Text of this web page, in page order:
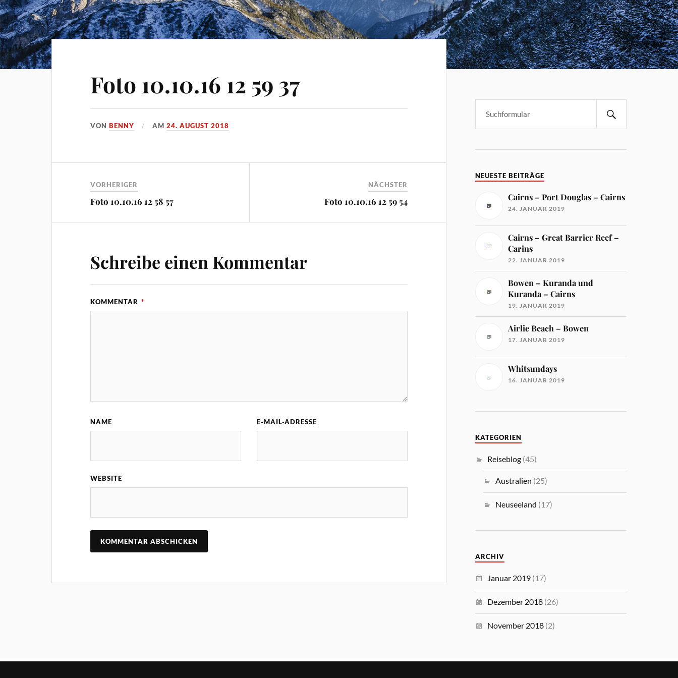
Foto 10.10.16 12 59 37
VONBENNY AM24. AUGUST 2018
VORHERIGER
Foto 10.10.16 12 58 57
NÄCHSTER
Foto 10.10.16 12 59 54
Schreibe einen Kommentar
KOMMENTAR *
NAME E-MAIL-ADRESSE
WEBSITE
NEUESTE BEITRÄGE
Cairns – Port Douglas – Cairns
24. JANUAR 2019
Cairns – Great Barrier Reef –
Carins
22. JANUAR 2019
Bowen – Kuranda und
Kuranda – Cairns
19. JANUAR 2019
Airlie Beach – Bowen
17. JANUAR 2019
Whitsundays
16. JANUAR 2019
KATEGORIEN
Reiseblog (45)
Australien (25)
Neuseeland (17)
ARCHIV
Januar 2019 (17)
Dezember 2018 (26)
November 2018 (2)